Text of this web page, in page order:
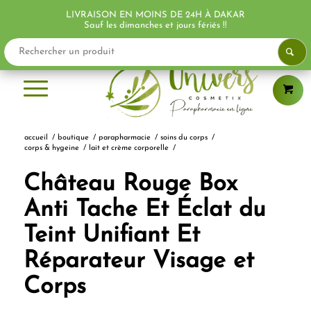
accueil / boutique / parapharmacie / soins du corps /
corps & hygeine
/ lait et crème corporelle /
PROMO !
Château Rouge Box
Anti Tache Et Éclat du
Teint Unifiant Et
Réparateur Visage et
Corps
LIVRAISON EN MOINS DE 24H À DAKAR
Sauf les dimanches et jours fériés !!